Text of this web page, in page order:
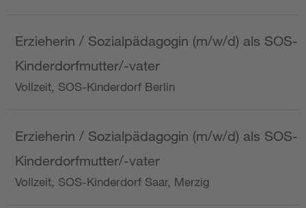
Erzieherin / Sozialpädagogin (m/w/d) als SOS-
Kinderdorfmutter/-vater
Vollzeit, SOS-Kinderdorf Berlin
Erzieherin / Sozialpädagogin (m/w/d) als SOS-
Kinderdorfmutter/-vater
Vollzeit, SOS-Kinderdorf Saar, Merzig